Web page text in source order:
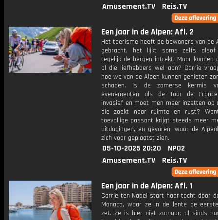
Amusement.TV
Reis.TV
Een jaar in de Alpen: Afl. 2
Het toerisme heeft de bewoners van de
gebracht, het lijkt soms zelfs alsof
tegelijk de bergen intrekt. Maar kunnen
al die liefhebbers wel aan? Carrie
hoe we van de Alpen kunnen genieten
schaden. Is de zomerse kermis
evenementen als de Tour de
invasief en moet men meer inzetten op
die zoekt naar ruimte en rust?
toevallige passant krijgt steeds meer
uitdagingen, en gevaren, waar de
zich voor geplaatst zien.
05-10-2025 20:20
NPO2
Amusement.TV
Reis.TV
Een jaar in de Alpen: Afl. 1
Carrie ten Napel start haar tocht door
Monaco, waar ze in de lente de
zet. Ze is hier niet zomaar; al sinds